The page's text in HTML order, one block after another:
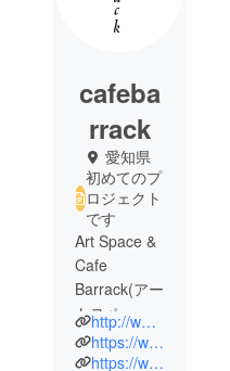
cafeba
rrack
愛知県
初めてのプ
ロジェクト
です
Art Space &
Cafe
Barrack(アー
トスペース
アンドカ
フェバラッ
http://www.cafebarrack.com
https://www.facebook.com/Cafebarrack
https://www.facebook.com/seto.cae2022